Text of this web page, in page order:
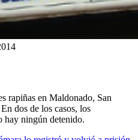
rapiñas en Maldonado, San
dos de los casos, los
hay ningún detenido.